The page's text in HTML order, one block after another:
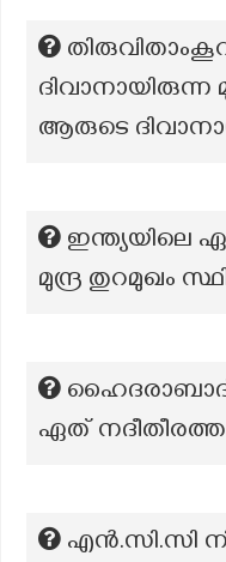
ആരുടെ
മുന്ദ്ര തുറമുഖം
ഹൈദരാബാദ്
ഏത്
എൻ.സി.സി